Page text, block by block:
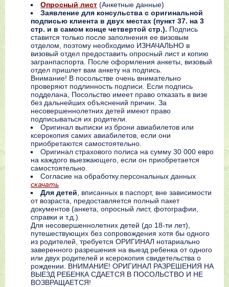
Опросный лист (Анкетные данные)
Заявление для консульства с оригинальной
подписью клиента в двух местах (пункт 37. на 3
стр. и в самом конце четвертой стр.). Подпись
ставится только после заполнения ее визовым
отделом, поэтому необходимо ИЗНАЧАЛЬНО в
визовый отдел предоставить опросный лист и копию
загранпаспорта. После оформления анкеты, визовый
отдел пришлет вам анкету на подпись.
Внимание! В посольстве очень внимательно
проверяют подлинность подписи. Если подпись
подделана, Посольство имеет право отказать в визе
без дальнейших объяснений причин. За
несовершеннолетних детей имеют право
подписываться их родители.
Оригинал выписки из брони авиабилетов или
ксерокопия самих авиабилетов, если они
приобретаются самостоятельно.
Оригинал страхового полиса на сумму 30 000 евро
на каждого выезжающего, если он приобретается
самостоятельно.
Согласие на обработку.персональных данных
скачать
Для детей , вписанных в паспорт, вне зависимости
от возраста, предоставляется полный пакет
документов (анкета, опросный лист, фотографии,
справки и т.д.)
Для несовершеннолетних детей (до 18-ти лет),
путешествующих без сопровождения хотя бы одного
из родителей, требуется ОРИГИНАЛ нотариально
заверенного разрешения на выезд ребенка от одного
или двух родителей и ксерокопия свидетельства о
рождении. ВНИМАНИЕ! ОРИГИНАЛ РАЗРЕШЕНИЯ НА
ВЫЕЗД РЕБЕНКА СДАЕТСЯ В ПОСОЛЬСТВО И НЕ
ВОЗВРАЩАЕТСЯ!